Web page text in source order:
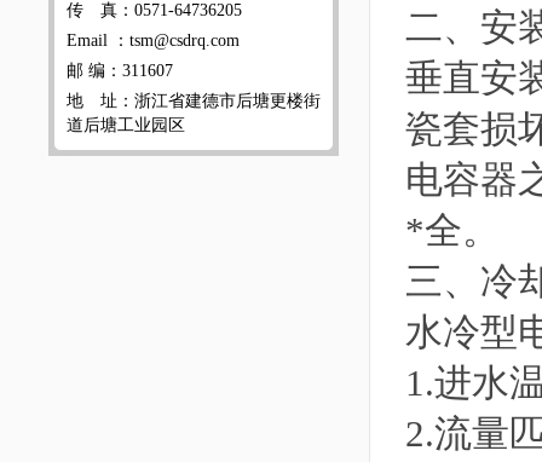
传 真：0571-64736205
Email ：tsm@csdrq.com
邮 编：311607
地 址：浙江省建德市后塘更楼街
道后塘工业园区
二、安
垂直安
瓷套损
电容器
*全。
三、冷
水冷型
1.进水
2.流量